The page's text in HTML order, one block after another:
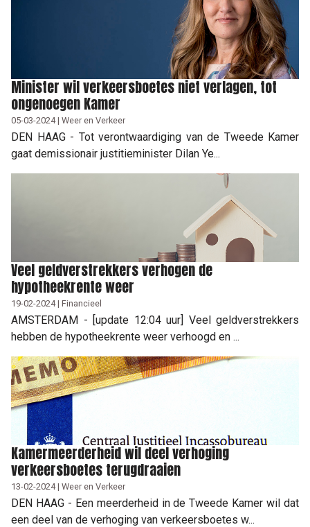
Minister wil verkeersboetes niet verlagen, tot
ongenoegen Kamer
05-03-2024 | Weer en Verkeer
DEN HAAG - Tot verontwaardiging van de Tweede Kamer
gaat demissionair justitieminister Dilan Ye...
Veel geldverstrekkers verhogen de
hypotheekrente weer
19-02-2024 | Financieel
AMSTERDAM - [update 12:04 uur] Veel geldverstrekkers
hebben de hypotheekrente weer verhoogd en ...
Kamermeerderheid wil deel verhoging
verkeersboetes terugdraaien
13-02-2024 | Weer en Verkeer
DEN HAAG - Een meerderheid in de Tweede Kamer wil dat
een deel van de verhoging van verkeersboetes w...